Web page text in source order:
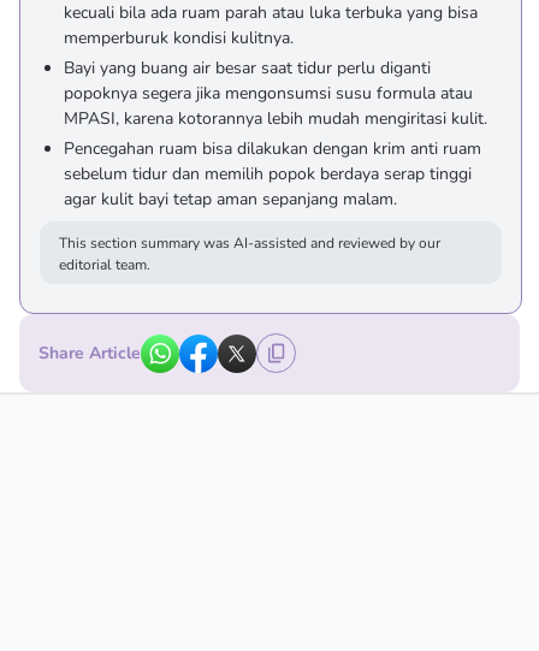
kecuali bila ada ruam parah atau luka terbuka yang bisa
memperburuk kondisi kulitnya.
Bayi yang buang air besar saat tidur perlu diganti
popoknya segera jika mengonsumsi susu formula atau
MPASI, karena kotorannya lebih mudah mengiritasi kulit.
Pencegahan ruam bisa dilakukan dengan krim anti ruam
sebelum tidur dan memilih popok berdaya serap tinggi
agar kulit bayi tetap aman sepanjang malam.
This section summary was AI-assisted and reviewed by our
editorial team.
Share Article